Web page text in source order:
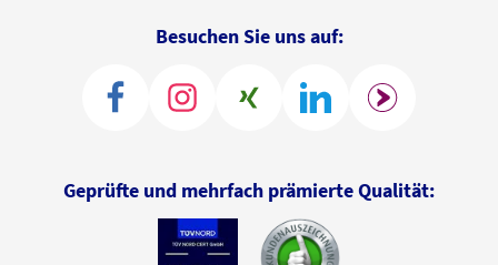
Besuchen Sie uns auf:
Geprüfte und mehrfach prämierte Qualität: